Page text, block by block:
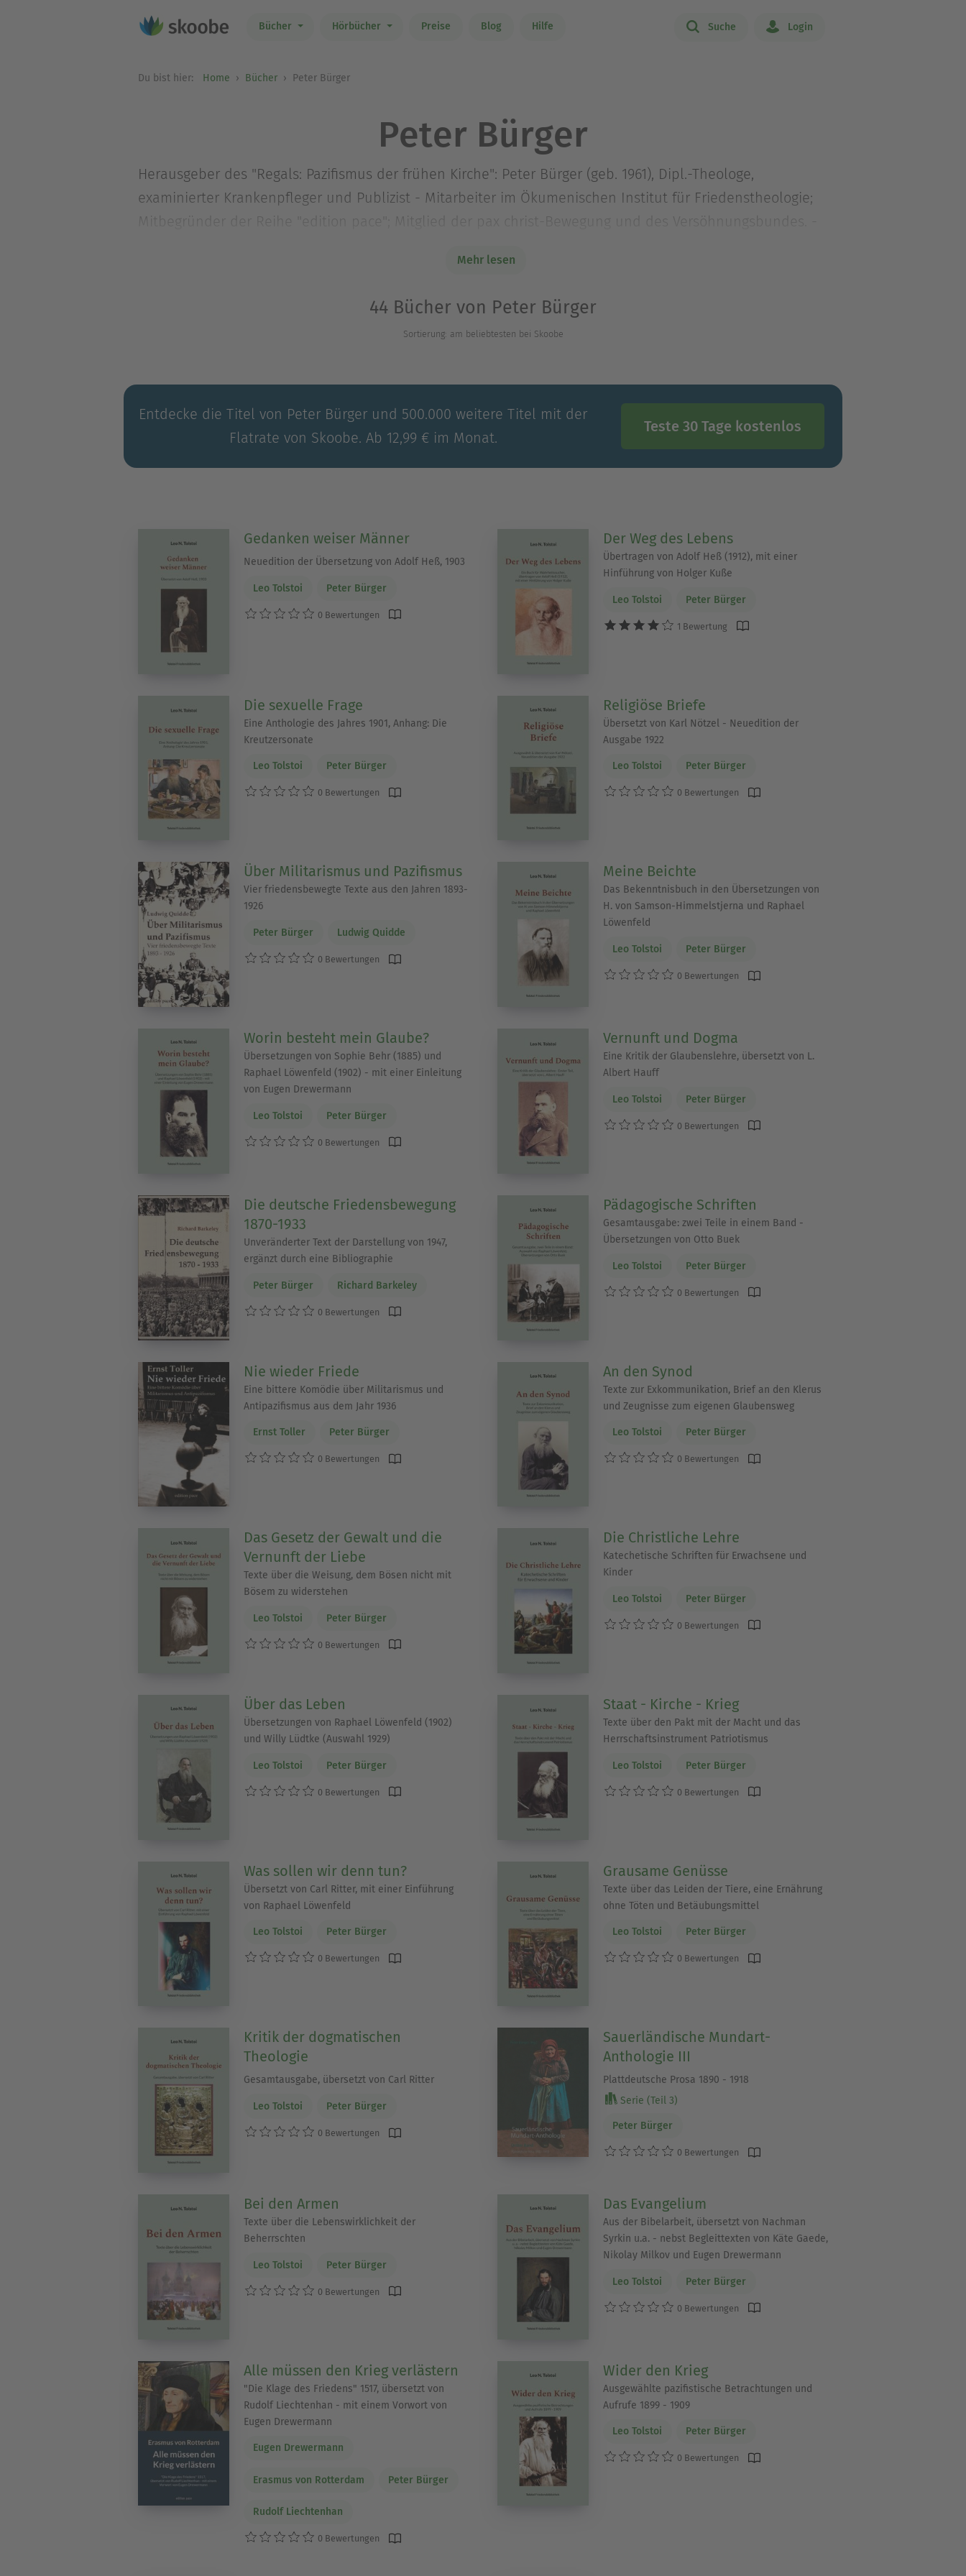
Bücher Hörbücher Preise Blog Hilfe Suche Login
Du bist hier: Home Bücher Peter Bürger
Peter Bürger
Herausgeber des "Regals: Pazifismus der frühen Kirche": Peter Bürger (geb. 1961), Dipl.-Theologe,
examinierter Krankenpfleger und Publizist - Mitarbeiter im Ökumenischen Institut für Friedenstheologie;
Mitbegründer der Reihe "edition pace"; Mitglied der pax christ-Bewegung und des Versöhnungsbundes. -
Mehr lesen
44 Bücher von Peter Bürger
Sortierung: am beliebtesten bei Skoobe
Entdecke die Titel von Peter Bürger und 500.000 weitere Titel mit der
Flatrate von Skoobe. Ab 12,99 € im Monat.
Teste 30 Tage kostenlos
Gedanken weiser Männer
Neuedition der Übersetzung von Adolf Heß, 1903
Leo Tolstoi Peter Bürger
0 Bewertungen
Der Weg des Lebens
Übertragen von Adolf Heß (1912), mit einer
Hinführung von Holger Kuße
Leo Tolstoi Peter Bürger
1 Bewertung
Die sexuelle Frage
Eine Anthologie des Jahres 1901, Anhang: Die
Kreutzersonate
Leo Tolstoi Peter Bürger
0 Bewertungen
Religiöse Briefe
Übersetzt von Karl Nötzel - Neuedition der
Ausgabe 1922
Leo Tolstoi Peter Bürger
0 Bewertungen
Über Militarismus und Pazifismus
Vier friedensbewegte Texte aus den Jahren 1893-
1926
Peter Bürger Ludwig Quidde
0 Bewertungen
Meine Beichte
Das Bekenntnisbuch in den Übersetzungen von
H. von Samson-Himmelstjerna und Raphael
Löwenfeld
Leo Tolstoi Peter Bürger
0 Bewertungen
Worin besteht mein Glaube?
Übersetzungen von Sophie Behr (1885) und
Raphael Löwenfeld (1902) - mit einer Einleitung
von Eugen Drewermann
Leo Tolstoi Peter Bürger
0 Bewertungen
Vernunft und Dogma
Eine Kritik der Glaubenslehre, übersetzt von L.
Albert Hauff
Leo Tolstoi Peter Bürger
0 Bewertungen
Die deutsche Friedensbewegung
1870-1933
Unveränderter Text der Darstellung von 1947,
ergänzt durch eine Bibliographie
Peter Bürger Richard Barkeley
0 Bewertungen
Pädagogische Schriften
Gesamtausgabe: zwei Teile in einem Band -
Übersetzungen von Otto Buek
Leo Tolstoi Peter Bürger
0 Bewertungen
Nie wieder Friede
Eine bittere Komödie über Militarismus und
Antipazifismus aus dem Jahr 1936
Ernst Toller Peter Bürger
0 Bewertungen
An den Synod
Texte zur Exkommunikation, Brief an den Klerus
und Zeugnisse zum eigenen Glaubensweg
Leo Tolstoi Peter Bürger
0 Bewertungen
Das Gesetz der Gewalt und die
Vernunft der Liebe
Texte über die Weisung, dem Bösen nicht mit
Bösem zu widerstehen
Leo Tolstoi Peter Bürger
0 Bewertungen
Die Christliche Lehre
Katechetische Schriften für Erwachsene und
Kinder
Leo Tolstoi Peter Bürger
0 Bewertungen
Über das Leben
Übersetzungen von Raphael Löwenfeld (1902)
und Willy Lüdtke (Auswahl 1929)
Leo Tolstoi Peter Bürger
0 Bewertungen
Staat - Kirche - Krieg
Texte über den Pakt mit der Macht und das
Herrschaftsinstrument Patriotismus
Leo Tolstoi Peter Bürger
0 Bewertungen
Was sollen wir denn tun?
Übersetzt von Carl Ritter, mit einer Einführung
von Raphael Löwenfeld
Leo Tolstoi Peter Bürger
0 Bewertungen
Grausame Genüsse
Texte über das Leiden der Tiere, eine Ernährung
ohne Töten und Betäubungsmittel
Leo Tolstoi Peter Bürger
0 Bewertungen
Kritik der dogmatischen
Theologie
Gesamtausgabe, übersetzt von Carl Ritter
Leo Tolstoi Peter Bürger
0 Bewertungen
Sauerländische Mundart-
Anthologie III
Plattdeutsche Prosa 1890 - 1918
Serie (Teil 3)
Peter Bürger
0 Bewertungen
Bei den Armen
Texte über die Lebenswirklichkeit der
Beherrschten
Leo Tolstoi Peter Bürger
0 Bewertungen
Das Evangelium
Aus der Bibelarbeit, übersetzt von Nachman
Syrkin u.a. - nebst Begleittexten von Käte Gaede,
Nikolay Milkov und Eugen Drewermann
Leo Tolstoi Peter Bürger
0 Bewertungen
Alle müssen den Krieg verlästern
"Die Klage des Friedens" 1517, übersetzt von
Rudolf Liechtenhan - mit einem Vorwort von
Eugen Drewermann
Eugen Drewermann
Erasmus von Rotterdam Peter Bürger
Rudolf Liechtenhan
0 Bewertungen
Wider den Krieg
Ausgewählte pazifistische Betrachtungen und
Aufrufe 1899 - 1909
Leo Tolstoi Peter Bürger
0 Bewertungen